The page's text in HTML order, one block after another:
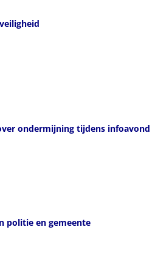
ondermijning tijdens infoavond
politie en gemeente